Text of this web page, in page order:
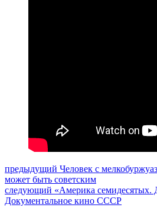
Навигация
по
записям
предыдущий Предыдущий
пост:
Человек с
может быть советским
следующий Следующее
сообщение:
«Америка
Документальное кино СССР